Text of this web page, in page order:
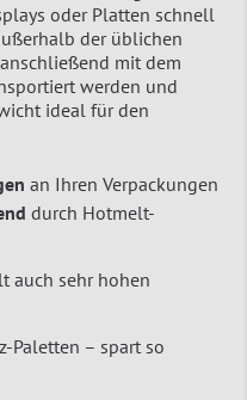
oder Platten schnell
der üblichen
mit dem
werden und
ideal für den
an Ihren Verpackungen
durch Hotmelt-
auch sehr hohen
Paletten – spart so